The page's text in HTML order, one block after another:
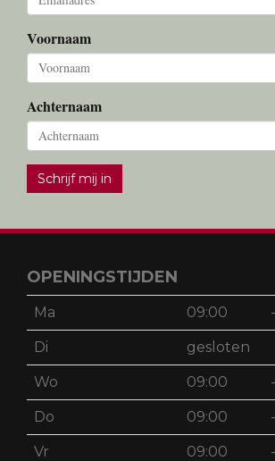
Voornaam
Achternaam
Schrijf mij in
OPENINGSTIJDEN
Ma 09:00 -
Di gesloten
Wo 09:00 -
Do 09:00 -
Vr 09:00 -